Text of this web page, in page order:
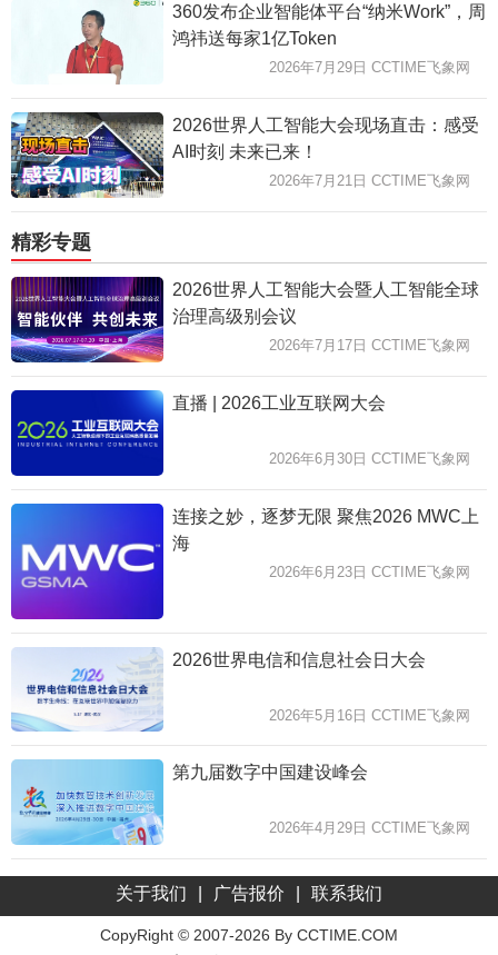
360发布企业智能体平台“纳米Work”，周
鸿祎送每家1亿Token
2026年7月29日 CCTIME飞象网
2026世界人工智能大会现场直击：感受
AI时刻 未来已来！
2026年7月21日 CCTIME飞象网
精彩专题
2026世界人工智能大会暨人工智能全球
治理高级别会议
2026年7月17日 CCTIME飞象网
直播 | 2026工业互联网大会
2026年6月30日 CCTIME飞象网
连接之妙，逐梦无限 聚焦2026 MWC上
海
2026年6月23日 CCTIME飞象网
2026世界电信和信息社会日大会
2026年5月16日 CCTIME飞象网
第九届数字中国建设峰会
2026年4月29日 CCTIME飞象网
关于我们 广告报价 联系我们
CopyRight © 2007-2026 By CCTIME.COM